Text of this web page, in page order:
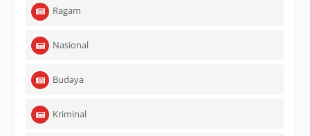
Ragam
Nasional
Budaya
Kriminal